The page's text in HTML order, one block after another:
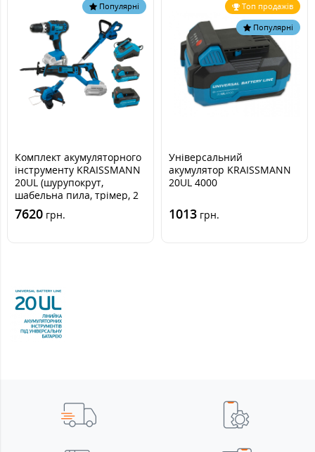
Популярні
Комплект акумуляторного
інструменту KRAISSMANN
20UL (шурупокрут,
шабельна пила, трімер, 2
акумулятори та зарядний
пристрій)
7620 грн.
Топ продажів
Популярні
Універсальний
акумулятор KRAISSMANN
20UL 4000
1013 грн.